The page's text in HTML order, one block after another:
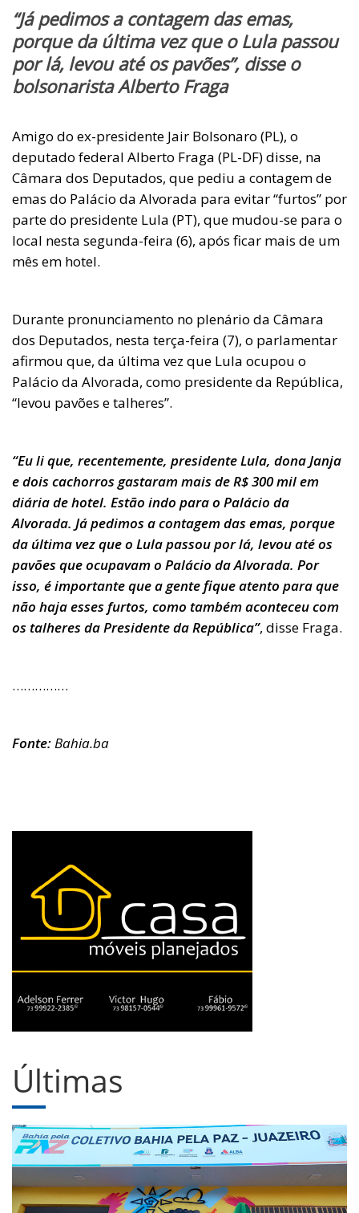
“Já pedimos a contagem das emas,
porque da última vez que o Lula passou
por lá, levou até os pavões”, disse o
bolsonarista Alberto Fraga
Amigo do ex-presidente Jair Bolsonaro (PL), o
deputado federal Alberto Fraga (PL-DF) disse, na
Câmara dos Deputados, que pediu a contagem de
emas do Palácio da Alvorada para evitar “furtos” por
parte do presidente Lula (PT), que mudou-se para o
local nesta segunda-feira (6), após ficar mais de um
mês em hotel.
Durante pronunciamento no plenário da Câmara
dos Deputados, nesta terça-feira (7), o parlamentar
afirmou que, da última vez que Lula ocupou o
Palácio da Alvorada, como presidente da República,
“levou pavões e talheres”.
“Eu li que, recentemente, presidente Lula, dona Janja
e dois cachorros gastaram mais de R$ 300 mil em
diária de hotel. Estão indo para o Palácio da
Alvorada. Já pedimos a contagem das emas, porque
da última vez que o Lula passou por lá, levou até os
pavões que ocupavam o Palácio da Alvorada. Por
isso, é importante que a gente fique atento para que
não haja esses furtos, como também aconteceu com
os talheres da Presidente da República”, disse Fraga.
……………
Fonte:Bahia.ba
Últimas